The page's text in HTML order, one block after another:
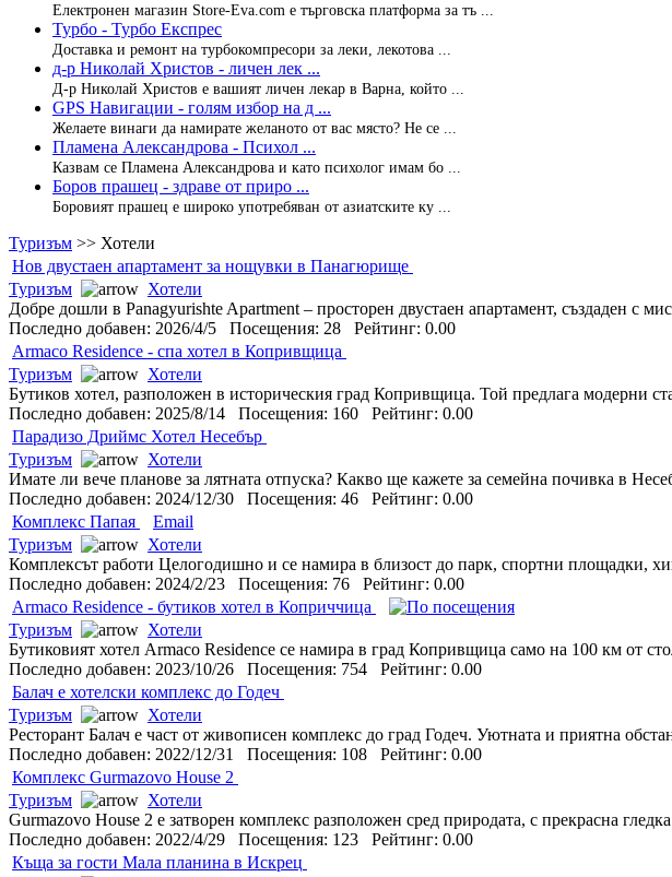
Електронен магазин Store-Eva.com е търговска платформа за тъ ...
Турбо - Турбо Експрес
Доставка и ремонт на турбокомпресори за леки, лекотова ...
д-р Николай Христов - личен лек ...
Д-р Николай Христов е вашият личен лекар в Варна, който ...
GPS Навигации - голям избор на д ...
Желаете винаги да намирате желаното от вас място? Не се ...
Пламена Александрова - Психол ...
Казвам се Пламена Александрова и като психолог имам бо ...
Боров прашец - здраве от приро ...
Боровият прашец е широко употребяван от азиатските ку ...
Туризъм >> Хотели
Нов двустаен апартамент за нощувки в Панагюрище
Туризъм
Хотели
Добре дошли в Panagyurishte Apartment – просторен двустаен апартамент, създаден с
Последно добавен: 2026/4/5 Посещения: 28 Рейтинг: 0.00
Armaco Residence - спа хотел в Копривщица
Туризъм
Хотели
Бутиков хотел, разположен в историческия град Копривщица. Той предлага модерни
Последно добавен: 2025/8/14 Посещения: 160 Рейтинг: 0.00
Парадизо Дриймс Хотел Несебър
Туризъм
Хотели
Имате ли вече планове за лятната отпуска? Какво ще кажете за семейна почивка в
Последно добавен: 2024/12/30 Посещения: 46 Рейтинг: 0.00
Комплекс Папая
Email
Туризъм
Хотели
Комплексът работи Целогодишно и се намира в близост до парк, спортни площадки,
Последно добавен: 2024/2/23 Посещения: 76 Рейтинг: 0.00
Armaco Residence - бутиков хотел в Коприччица
Туризъм
Хотели
Бутиковият хотел Armaco Residence се намира в град Копривщица само на 100 км от
Последно добавен: 2023/10/26 Посещения: 754 Рейтинг: 0.00
Балач е хотелски комплекс до Годеч
Туризъм
Хотели
Ресторант Балач е част от живописен комплекс до град Годеч. Уютната и приятна
Последно добавен: 2022/12/31 Посещения: 108 Рейтинг: 0.00
Комплекс Gurmazovo House 2
Туризъм
Хотели
Gurmazovo House 2 е затворен комплекс разположен сред природата, с прекрасна
Последно добавен: 2022/4/29 Посещения: 123 Рейтинг: 0.00
Къща за гости Мала планина в Искрец